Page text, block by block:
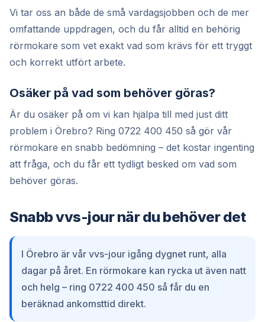
Vi tar oss an både de små vardagsjobben och de mer
omfattande uppdragen, och du får alltid en behörig
rörmokare som vet exakt vad som krävs för ett tryggt
och korrekt utfört arbete.
Osäker på vad som behöver göras?
Är du osäker på om vi kan hjälpa till med just ditt
problem i Örebro? Ring 0722 400 450 så gör vår
rörmokare en snabb bedömning – det kostar ingenting
att fråga, och du får ett tydligt besked om vad som
behöver göras.
Snabb vvs-jour när du behöver det
I Örebro är vår vvs-jour igång dygnet runt, alla
dagar på året. En rörmokare kan rycka ut även natt
och helg – ring 0722 400 450 så får du en
beräknad ankomsttid direkt.